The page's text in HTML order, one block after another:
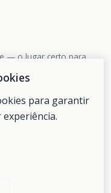
— o lugar certo para
e ondas.
para garantir